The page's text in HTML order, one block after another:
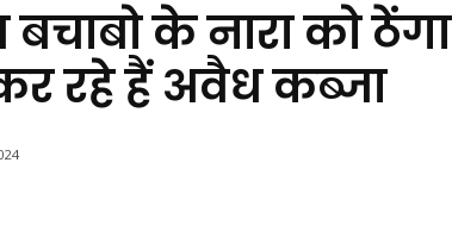
बचाबो के नारा को ठेंगा
रहे हैं अवैध कब्जा